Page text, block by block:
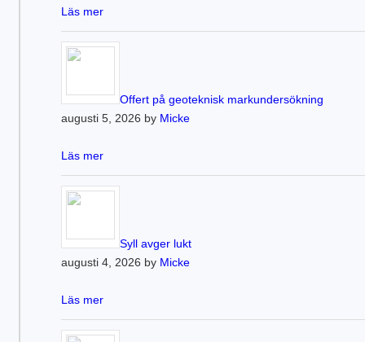
Läs mer
Offert på geoteknisk markundersökning
augusti 5, 2026 by Micke
Läs mer
Syll avger lukt
augusti 4, 2026 by Micke
Läs mer